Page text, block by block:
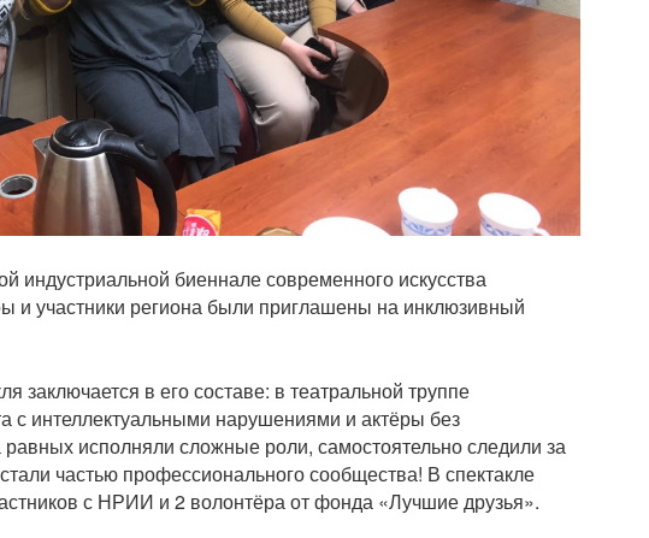
индустриальной биеннале современного искусства
и участники региона были приглашены на инклюзивный
заключается в его составе: в театральной труппе
с интеллектуальными нарушениями и актёры без
равных исполняли сложные роли, самостоятельно следили за
частью профессионального сообщества! В спектакле
с НРИИ и 2 волонтёра от фонда «Лучшие друзья».